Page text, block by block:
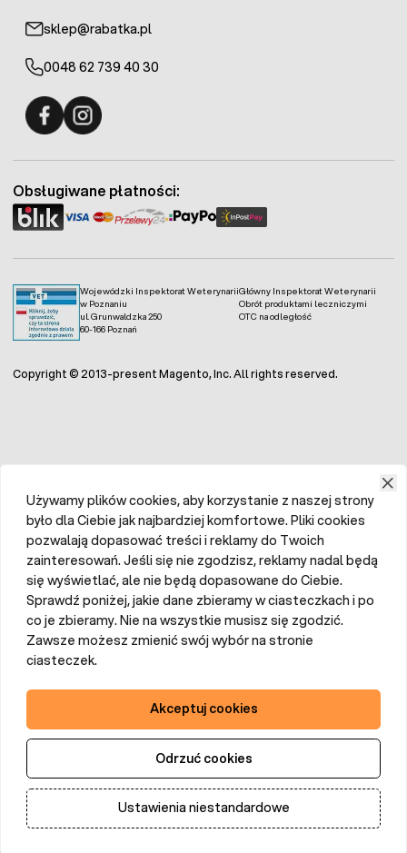
Ilość
sklep@rabatka.pl
0048 62 739 40 30
Wojewódzki Inspektorat Weterynarii
w Poznaniu
ul. Grunwaldzka 250
60-166 Poznań
Główny Inspektorat Weterynarii
Obrót produktami leczniczymi
OTC na odległość
Obsługiwane płatności:
Copyright © 2013-present Magento, Inc. All rights reserved.
Używamy plików cookies, aby korzystanie z naszej strony
było dla Ciebie jak najbardziej komfortowe. Pliki cookies
pozwalają dopasować treści i reklamy do Twoich
zainteresowań. Jeśli się nie zgodzisz, reklamy nadal będą
się wyświetlać, ale nie będą dopasowane do Ciebie.
Sprawdź poniżej, jakie dane zbieramy w ciasteczkach i po
co je zbieramy. Nie na wszystkie musisz się zgodzić.
Zawsze możesz zmienić swój wybór na stronie
ciasteczek.
Akceptuj cookies
Odrzuć cookies
Ustawienia niestandardowe